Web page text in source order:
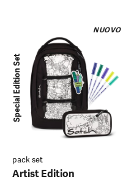
NUOVO
Special Edition Set
pack set
Artist Edition